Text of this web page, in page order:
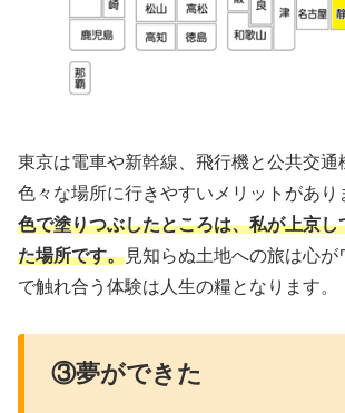
東京は電車や新幹線、飛行機と公共交通
色々な場所に行きやすいメリットがあり
色で塗りつぶしたところは、私が上京し
た場所です。見知らぬ土地への旅は心が
で触れ合う体験は人生の糧となります。
③夢ができた